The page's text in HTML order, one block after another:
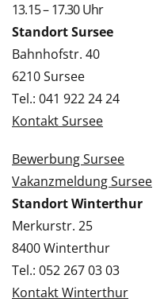
13.15 – 17.30 Uhr
Standort Sursee
Bahnhofstr. 40
6210 Sursee
Tel.: 041 922 24 24
Kontakt Sursee
Bewerbung Sursee
Vakanzmeldung Sursee
Standort Winterthur
Merkurstr. 25
8400 Winterthur
Tel.: 052 267 03 03
Kontakt Winterthur